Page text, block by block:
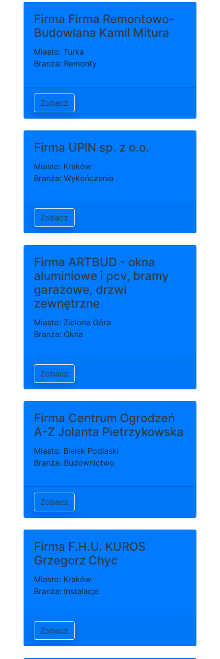
Firma Firma Remontowo-
Budowlana Kamil Mitura
Miasto: Turka
Branża: Remonty
Zobacz
Firma UPIN sp. z o.o.
Miasto: Kraków
Branża: Wykończenia
Zobacz
Firma ARTBUD - okna
aluminiowe i pcv, bramy
garażowe, drzwi
zewnętrzne
Miasto: Zielona Góra
Branża: Okna
Zobacz
Firma Centrum Ogrodzeń
A-Z Jolanta Pietrzykowska
Miasto: Bielsk Podlaski
Branża: Budownictwo
Zobacz
Firma F.H.U. KUROS
Grzegorz Chyc
Miasto: Kraków
Branża: Instalacje
Zobacz